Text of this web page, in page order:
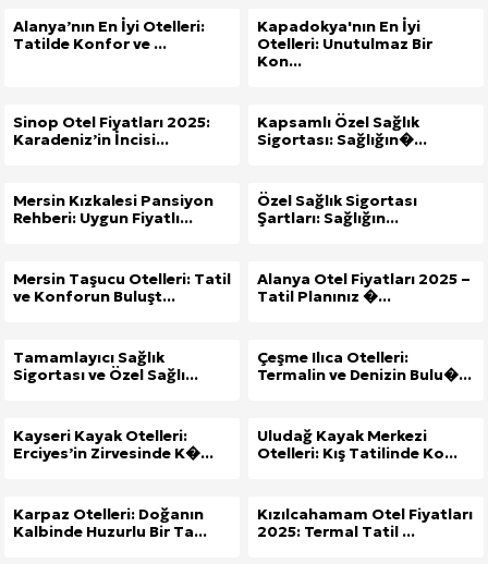
Alanya’nın En İyi Otelleri:
Tatilde Konfor ve ...
Kapadokya'nın En İyi
Otelleri: Unutulmaz Bir
Kon...
Sinop Otel Fiyatları 2025:
Karadeniz’in İncisi...
Kapsamlı Özel Sağlık
Sigortası: Sağlığın�...
Mersin Kızkalesi Pansiyon
Rehberi: Uygun Fiyatlı...
Özel Sağlık Sigortası
Şartları: Sağlığın...
Mersin Taşucu Otelleri: Tatil
ve Konforun Buluşt...
Alanya Otel Fiyatları 2025 –
Tatil Planınız �...
Tamamlayıcı Sağlık
Sigortası ve Özel Sağlı...
Çeşme Ilıca Otelleri:
Termalin ve Denizin Bulu�...
Kayseri Kayak Otelleri:
Erciyes’in Zirvesinde K�...
Uludağ Kayak Merkezi
Otelleri: Kış Tatilinde Ko...
Karpaz Otelleri: Doğanın
Kalbinde Huzurlu Bir Ta...
Kızılcahamam Otel Fiyatları
2025: Termal Tatil ...